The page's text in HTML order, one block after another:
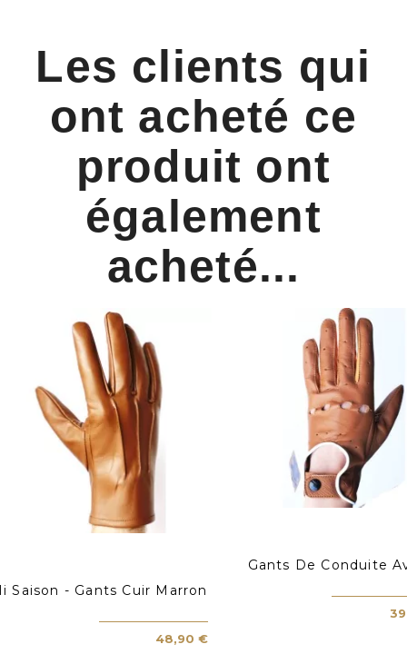
Les clients qui
ont acheté ce
produit ont
également
acheté...
Saison - Gants Cuir Marron
48,90 €
Gants De Conduite